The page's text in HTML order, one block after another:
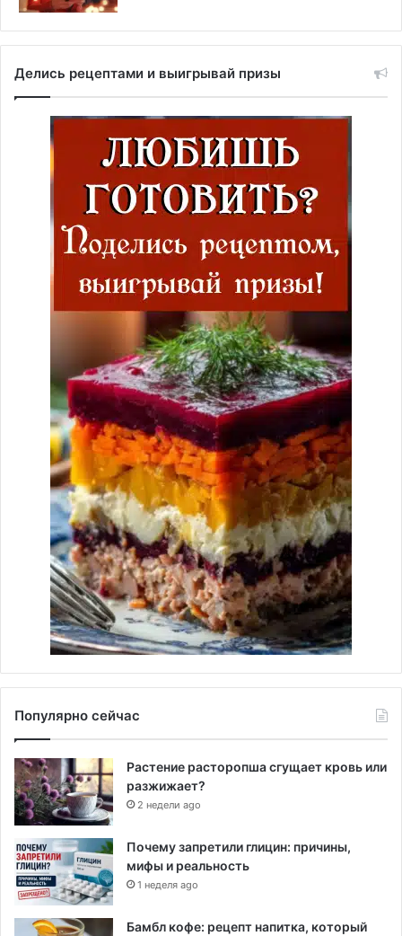
Делись рецептами и выигрывай призы
Популярно сейчас
Растение расторопша сгущает кровь или
разжижает?
2 недели ago
Почему запретили глицин: причины,
мифы и реальность
1 неделя ago
Бамбл кофе: рецепт напитка, который